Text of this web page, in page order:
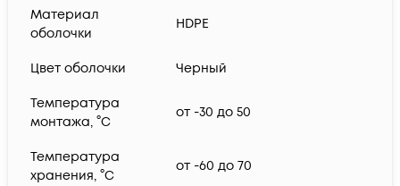
Материал
оболочки
HDPE
Цвет оболочки Черный
Температура
монтажа, °C
от -30 до 50
Температура
хранения, °C
от -60 до 70